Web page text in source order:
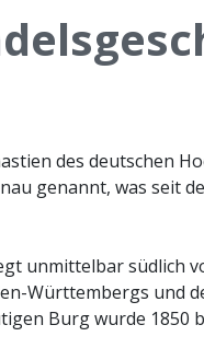
des deutschen
genannt, was seit
unmittelbar südlich
Württembergs und
Burg wurde 1850